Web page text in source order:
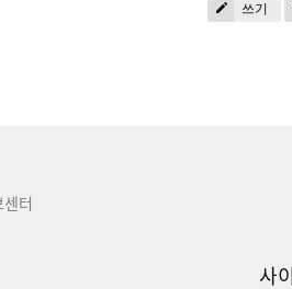
쓰기
터
사